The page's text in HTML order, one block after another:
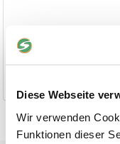
Diese Webseite
Wir verwenden
Funktionen dieser